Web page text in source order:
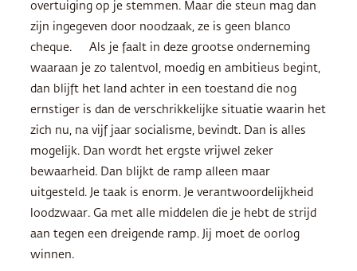
overtuiging op je stemmen. Maar die steun mag dan
zijn ingegeven door noodzaak, ze is geen blanco
cheque. Als je faalt in deze grootse onderneming
waaraan je zo talentvol, moedig en ambitieus begint,
dan blijft het land achter in een toestand die nog
ernstiger is dan de verschrikkelijke situatie waarin het
zich nu, na vijf jaar socialisme, bevindt. Dan is alles
mogelijk. Dan wordt het ergste vrijwel zeker
bewaarheid. Dan blijkt de ramp alleen maar
uitgesteld. Je taak is enorm. Je verantwoordelijkheid
loodzwaar. Ga met alle middelen die je hebt de strijd
aan tegen een dreigende ramp. Jij moet de oorlog
winnen.